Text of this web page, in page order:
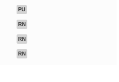
PU
RN
RN
RN